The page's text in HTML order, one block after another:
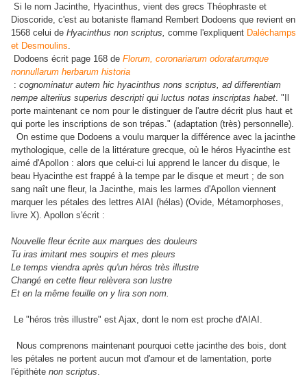
Si le nom Jacinthe, Hyacinthus, vient des grecs Théophraste et
Dioscoride, c'est au botaniste flamand Rembert Dodoens que revient en
1568 celui de Hyacinthus non scriptus, comme l'expliquent Daléchamps
et Desmoulins.
Dodoens écrit page 168 de Florum, coronariarum odoratarumque
nonnullarum herbarum historia
: cognominatur autem hic hyacinthus nons scriptus, ad differentiam
nempe alteriius superius descripti qui luctus notas inscriptas habet. "Il
porte maintenant ce nom pour le distinguer de l'autre décrit plus haut et
qui porte les inscriptions de son trépas." (adaptation (très) personnelle).
On estime que Dodoens a voulu marquer la différence avec la jacinthe
mythologique, celle de la littérature grecque, où le héros Hyacinthe est
aimé d'Apollon : alors que celui-ci lui apprend le lancer du disque, le
beau Hyacinthe est frappé à la tempe par le disque et meurt ; de son
sang naît une fleur, la Jacinthe, mais les larmes d'Apollon viennent
marquer les pétales des lettres AIAI (hélas) (Ovide, Métamorphoses,
livre X). Apollon s'écrit :
Nouvelle fleur écrite aux marques des douleurs
Tu iras imitant mes soupirs et mes pleurs
Le temps viendra après qu'un héros très illustre
Changé en cette fleur relèvera son lustre
Et en la même feuille on y lira son nom.
Le "héros très illustre" est Ajax, dont le nom est proche d'AIAI.
Nous comprenons maintenant pourquoi cette jacinthe des bois, dont
les pétales ne portent aucun mot d'amour et de lamentation, porte
l'épithète non scriptus.